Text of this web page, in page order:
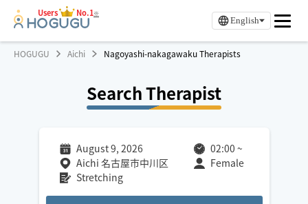
Users No.1※
English
HOGUGU Aichi Nagoyashi-nakagawaku Therapists
Search Therapist
August 9, 2026 02:00 ~
Aichi 名古屋市中川区
Female
Stretching